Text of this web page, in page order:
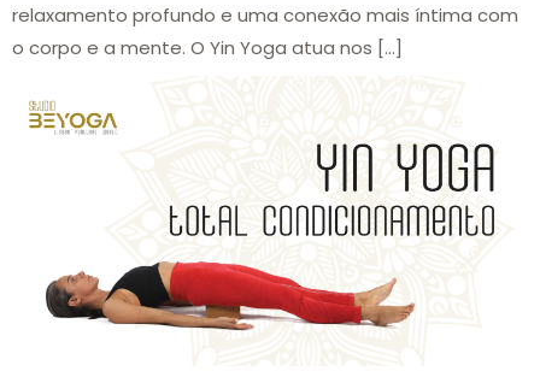
relaxamento profundo e uma conexão mais íntima com
o corpo e a mente. O Yin Yoga atua nos […]